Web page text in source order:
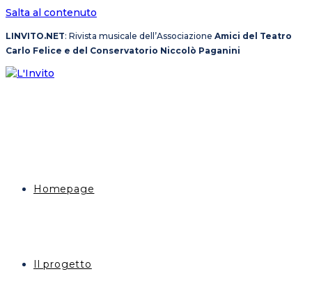
Salta al contenuto
LINVITO.NET: Rivista musicale dell’Associazione Amici del Teatro
Carlo Felice e del Conservatorio Niccolò Paganini
Homepage
Il progetto